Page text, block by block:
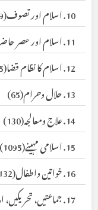
10. اسلام اور تصوف
(489)
11. اسلام اور عصر حاضر
12. اسلام کا نظام قضا
(65)
13. حلال وحرام
(65)
14. علاج ومعالجہ
(130)
15. اسلامی مہینے
(1095)
16. خواتین واطفال
(132)
17. جماعتیں، تحریکیں، ادارے